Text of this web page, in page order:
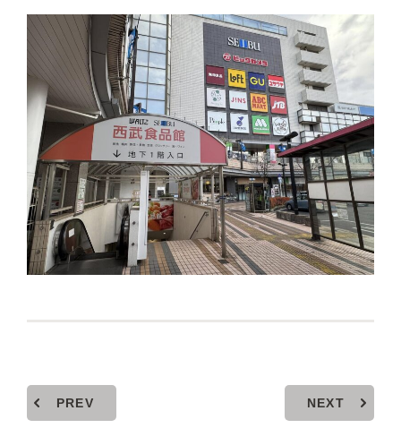
PREV NEXT